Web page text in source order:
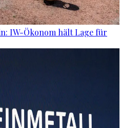
IW-Ökonom hält Lage für